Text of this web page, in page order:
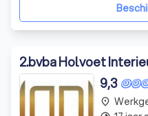
2.bvba Holvoet
9,3
place